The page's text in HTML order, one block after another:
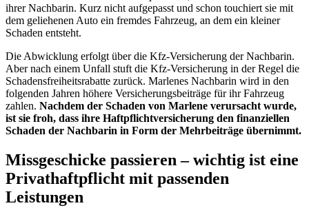
ihrer Nachbarin. Kurz nicht aufgepasst und schon touchiert sie mit
dem geliehenen Auto ein fremdes Fahrzeug, an dem ein kleiner
Schaden entsteht.
Die Abwicklung erfolgt über die Kfz-Versicherung der Nachbarin.
Aber nach einem Unfall stuft die Kfz-Versicherung in der Regel die
Schadensfreiheitsrabatte zurück. Marlenes Nachbarin wird in den
folgenden Jahren höhere Versicherungsbeiträge für ihr Fahrzeug
zahlen. Nachdem der Schaden von Marlene verursacht wurde,
ist sie froh, dass ihre Haftpflichtversicherung den finanziellen
Schaden der Nachbarin in Form der Mehrbeiträge übernimmt.
Missgeschicke passieren – wichtig ist eine
Privathaftpflicht mit passenden
Leistungen